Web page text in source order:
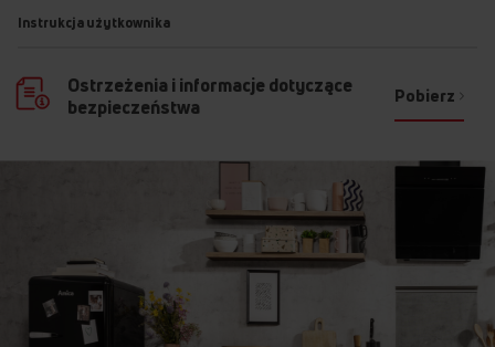
Instrukcja użytkownika
Ostrzeżenia i informacje dotyczące
bezpieczeństwa
Pobierz